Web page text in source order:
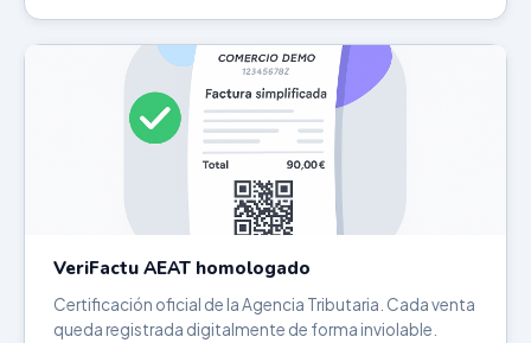
VeriFactu AEAT homologado
Certificación oficial de la Agencia Tributaria. Cada venta
queda registrada digitalmente de forma inviolable.